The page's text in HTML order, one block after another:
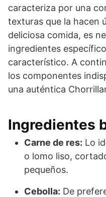
caracteriza por una
texturas que la hacen
deliciosa comida, es
ingredientes
característico. A
los componentes
una auténtica
Ingredientes
Carne de res: Lo
o lomo liso,
pequeños.
Cebolla: De